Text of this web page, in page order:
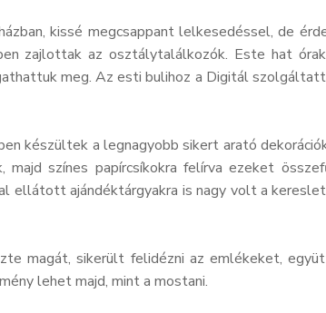
kissé megcsappant lelkesedéssel, de
zajlottak az osztálytalálkozók. Este hat
meg. Az esti bulihoz a Digitál
készültek a legnagyobb sikert arató
színes papírcsíkokra felírva ezeket
ajándéktárgyakra is nagy volt a
magát, sikerült felidézni az emlékeket,
lehet majd, mint a mostani.